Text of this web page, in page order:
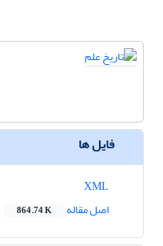
فایل ها
اصل مقاله
864.74 K